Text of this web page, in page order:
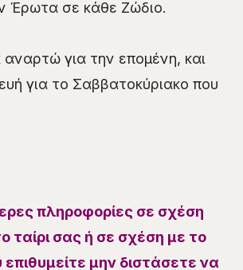
Έρωτα σε κάθε Ζώδιο.
για την επομένη, και
για το Σαββατοκύριακο που
πληροφορίες σε σχέση
ταίρι σας ή σε σχέση με το
μην διστάσετε να